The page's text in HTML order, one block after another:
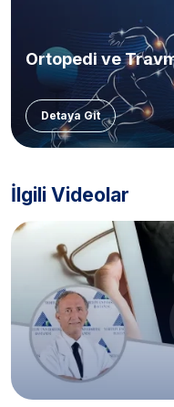
Ortopedi ve
Detaya Git
İlgili Videolar